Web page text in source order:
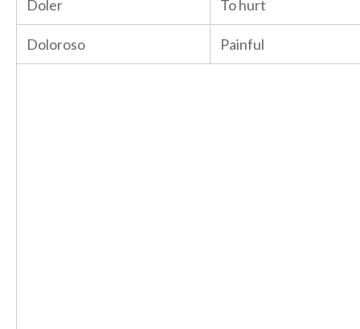
Doler To hurt
Doloroso Painful